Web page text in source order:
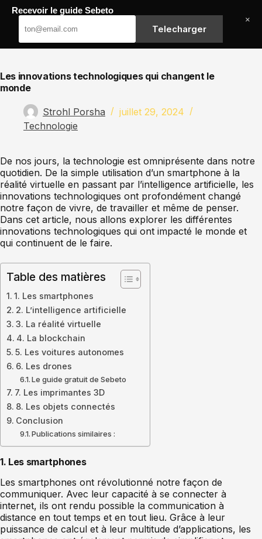
Passer
contenu
Les innovations technologiques qui changent le
monde
Strohl Porsha
juillet 29, 2024
Technologie
De nos jours, la technologie est omniprésente dans notre
quotidien. De la simple utilisation d’un smartphone à la
réalité virtuelle en passant par l’intelligence artificielle, les
innovations technologiques ont profondément changé
notre façon de vivre, de travailler et même de penser.
Dans cet article, nous allons explorer les différentes
innovations technologiques qui ont impacté le monde et
qui continuent de le faire.
Table des matières
1. Les smartphones
2. L’intelligence artificielle
3. La réalité virtuelle
4. La blockchain
5. Les voitures autonomes
6. Les drones
Le guide gratuit de Sebeto
7. Les imprimantes 3D
8. Les objets connectés
Conclusion
Publications similaires :
1. Les smartphones
Les smartphones ont révolutionné notre façon de
communiquer. Avec leur capacité à se connecter à
internet, ils ont rendu possible la communication à
distance en tout temps et en tout lieu. Grâce à leur
puissance de calcul et à leur multitude d’applications, les
Recevoir le guide Sebeto
Telecharger
×